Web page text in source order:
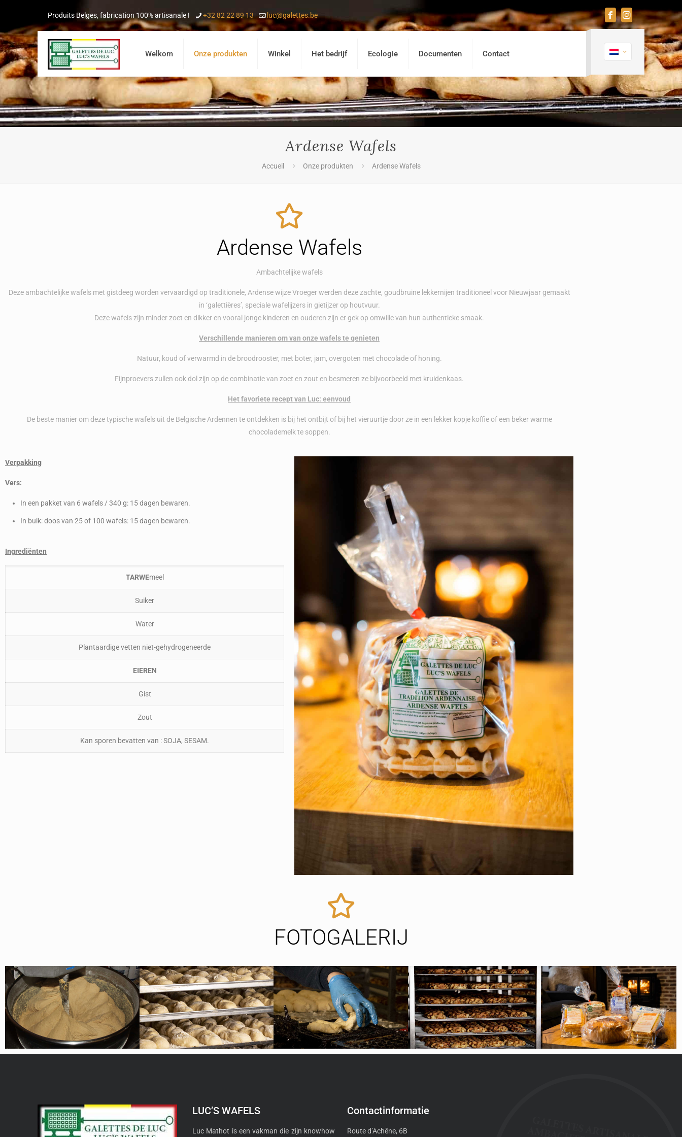
Produits Belges, fabrication 100% artisanale ! +32 82 22 89 13 luc@galettes.be
Welkom Onze produkten Winkel Het bedrijf Ecologie Documenten Contact
Ardense Wafels
Accueil Onze produkten Ardense Wafels
Ardense Wafels
Ambachtelijke wafels
Deze ambachtelijke wafels met gistdeeg worden vervaardigd op traditionele, Ardense wijze Vroeger werden deze zachte, goudbruine lekkernijen traditioneel voor Nieuwjaar gemaakt
in ‘galettières’, speciale wafelijzers in gietijzer op houtvuur.
Deze wafels zijn minder zoet en dikker en vooral jonge kinderen en ouderen zijn er gek op omwille van hun authentieke smaak.
Verschillende manieren om van onze wafels te genieten
Natuur, koud of verwarmd in de broodrooster, met boter, jam, overgoten met chocolade of honing.
Fijnproevers zullen ook dol zijn op de combinatie van zoet en zout en besmeren ze bijvoorbeeld met kruidenkaas.
Het favoriete recept van Luc: eenvoud
De beste manier om deze typische wafels uit de Belgische Ardennen te ontdekken is bij het ontbijt of bij het vieruurtje door ze in een lekker kopje koffie of een beker warme
chocolademelk te soppen.
Verpakking
Vers:
In een pakket van 6 wafels / 340 g: 15 dagen bewaren.
In bulk: doos van 25 of 100 wafels: 15 dagen bewaren.
Ingrediënten
TARWEmeel
Suiker
Water
Plantaardige vetten niet-gehydrogeneerde
EIEREN
Gist
Zout
Kan sporen bevatten van : SOJA, SESAM.
FOTOGALERIJ
LUC’S WAFELS
Luc Mathot is een vakman die zijn knowhow
Contactinformatie
Route d’Achêne, 6B